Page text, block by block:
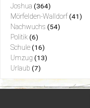
Joshua (364)
Mörfelden-Walldorf (41)
Nachwuchs (54)
Politik (6)
Schule (16)
Umzug (13)
Urlaub (7)